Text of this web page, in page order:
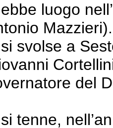
luogo
Mazzieri).
svolse a
del
tenne,